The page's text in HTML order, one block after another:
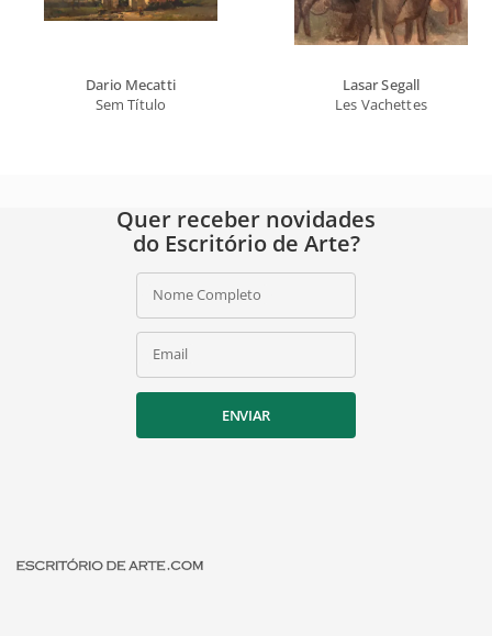
Dario Mecatti
Sem Título
Lasar Segall
Les Vachettes
Quer receber novidades
do Escritório de Arte?
Nome Completo
Email
ENVIAR